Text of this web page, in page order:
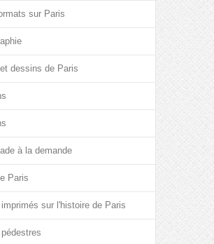
sur Paris
dessins de Paris
à la demande
Paris
sur l'histoire de Paris